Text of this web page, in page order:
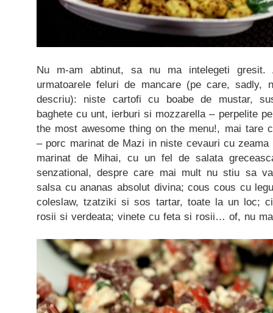
Nu m-am abtinut, sa nu ma intelegeti gresit.
urmatoarele feluri de mancare (pe care,
descriu): niste cartofi cu boabe de mustar,
baghete cu unt, ierburi si mozzarella – perpelite
the most awesome thing on the menu!, mai tare
– porc marinat de Mazi in niste cevauri cu
marinat de Mihai, cu un fel de salata
senzational, despre care mai mult nu stiu sa
salsa cu ananas absolut divina; cous cous cu
coleslaw, tzatziki si sos tartar, toate la un loc;
rosii si verdeata; vinete cu feta si rosii… of, nu